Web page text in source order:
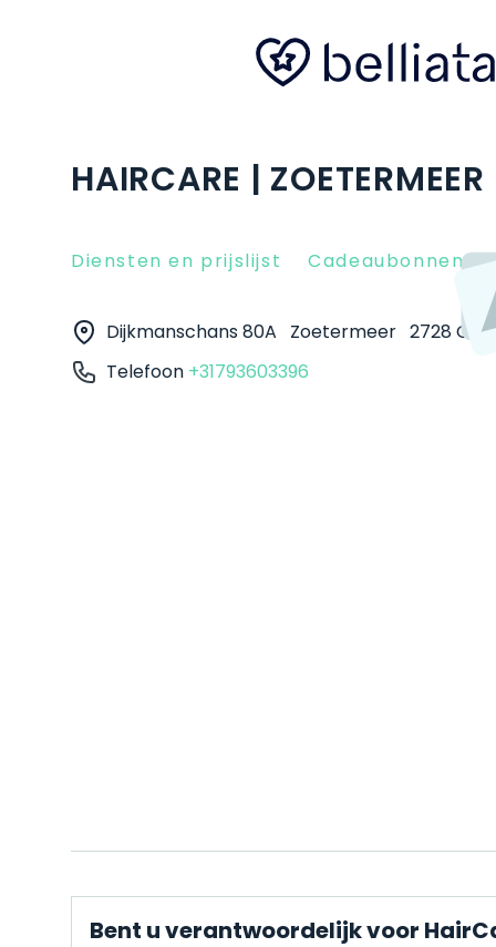
HAIRCARE | ZOETERMEER
Diensten en prijslijst Cadeaubonnen
Dijkmanschans 80A Zoetermeer 2728 GK
Telefoon +31793603396
Bent u verantwoordelijk voor